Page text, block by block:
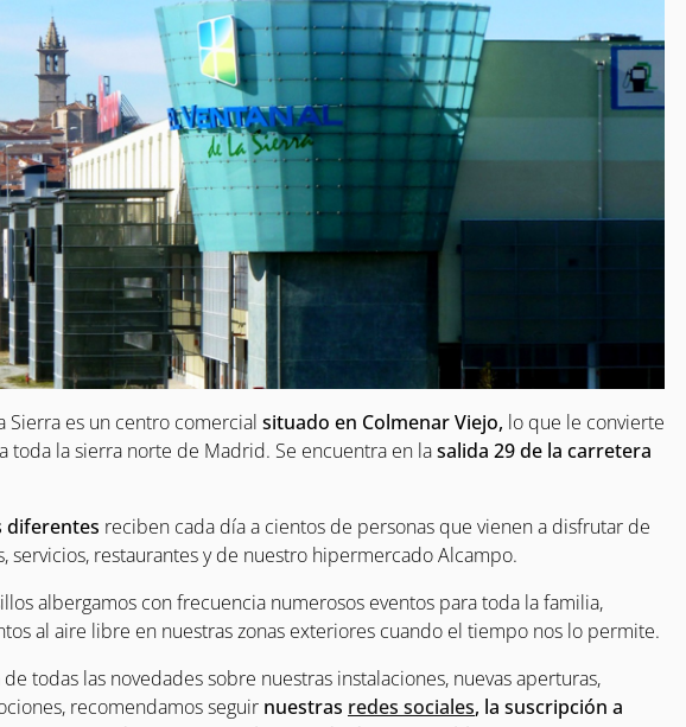
Sierra es un centro comercial situado en Colmenar Viejo, lo que le convierte
toda la sierra norte de Madrid. Se encuentra en lasalida 29 de la carretera
diferentes reciben cada día a cientos de personas que vienen a disfrutar de
servicios, restaurantes y de nuestro hipermercado Alcampo.
albergamos con frecuencia numerosos eventos para toda la familia,
al aire libre en nuestras zonas exteriores cuando el tiempo nos lo permite.
de todas las novedades sobre nuestras instalaciones, nuevas aperturas,
recomendamos seguir nuestras redes sociales, la suscripción a